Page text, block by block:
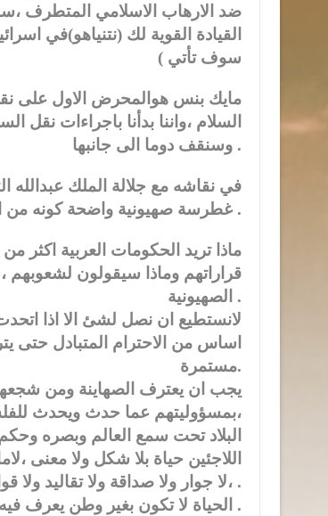
ضد الارهاب الاسلامي المتطرف
القيادة القوية لك (نتنياهو)في
سوف تأتي )
مايك بنس هوالمحرض الاول على
السلام ،واننا بدأنا باجراءات
وسنقف دوما الى جانبها .
في نقاشه مع جلالة الملك عبدالله
غطرسة صهيونية واضحة كونه من المسيحيين الصهيونيين الجدد .
ماذا تريد الحكومات العربية
قراراتهم وماذا سيقولون لشعوبهم
الصهيونية .
لانستطيع ان نصل لشئ الا اذا
اساس من الاحترام المتبادل حتى
مستمرة.
يجب ان يعترف الصهاينة ومن
،بمسؤوليتهم عما حدث ويحدث
البلاد تحت سمع العالم وبصره
اللاجئين حياة بلا شكل ولا معنى
،لا جوار ولا صداقة ولا تقاليد ولا قوانين .
الحياة لا تكون بغير وطن يعرف فيه ماضيه ويبني مستقبله مع غيره ممن ينتمون كما ينتمي له .